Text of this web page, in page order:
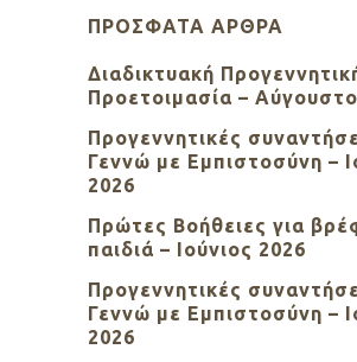
ΠΡΌΣΦΑΤΑ ΆΡΘΡΑ
Διαδικτυακή
Προετοιμασία –
Προγεννητικές
Γεννώ με Εμπιστοσύνη –
2026
Πρώτες Βοήθειες για
παιδιά – Ιούνιος 2026
Προγεννητικές
Γεννώ με Εμπιστοσύνη –
2026